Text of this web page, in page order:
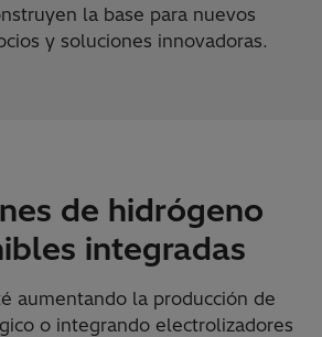
la base para nuevos
y soluciones innovadoras.
de hidrógeno
integradas
aumentando la producción de
o integrando electrolizadores